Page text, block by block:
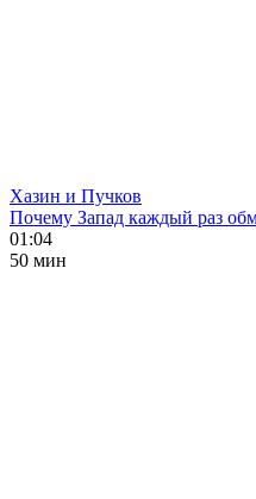
Хазин и Пучков
Почему Запад каждый раз
01:04
50 мин